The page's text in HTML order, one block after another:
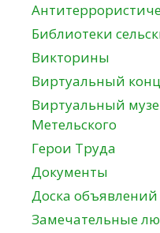
Библиотеки
Викторины
Виртуальный
Виртуальный
Метельского
Герои Труда
Документы
Доска объявлений
Замечательные